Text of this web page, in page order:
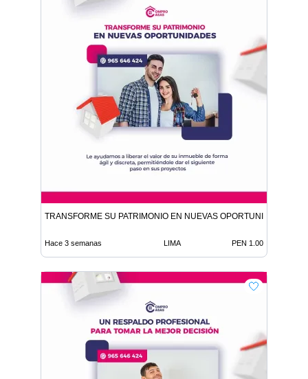
TRANSFORME SU PATRIMONIO EN NUEVAS OPORTUNIDADES
Hace 3 semanas LIMA PEN 1.00